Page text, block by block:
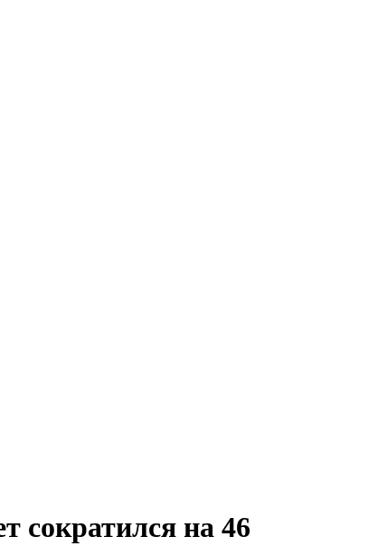
сократился на 46